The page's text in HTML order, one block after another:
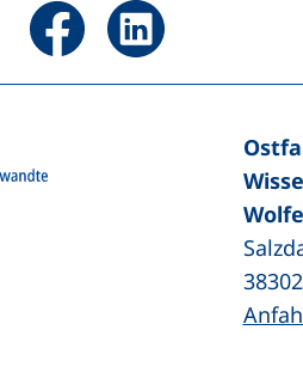
Seite über Facebook teilen
Seite über
38302